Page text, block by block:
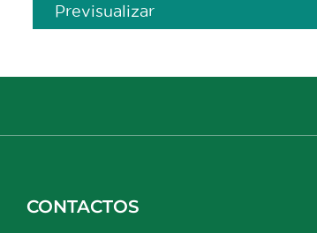
Previsualizar
CONTACTOS